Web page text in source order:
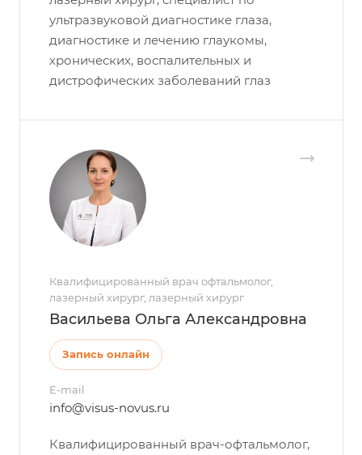
ультразвуковой диагностике глаза,
диагностике и лечению глаукомы,
хронических, воспалительных и
дистрофических заболеваний глаз
Квалифицированный врач офтальмолог,
лазерный хирург, лазерный хирург
Васильева Ольга Александровна
Запись онлайн
E-mail
info@visus-novus.ru
Квалифицированный врач-офтальмолог,